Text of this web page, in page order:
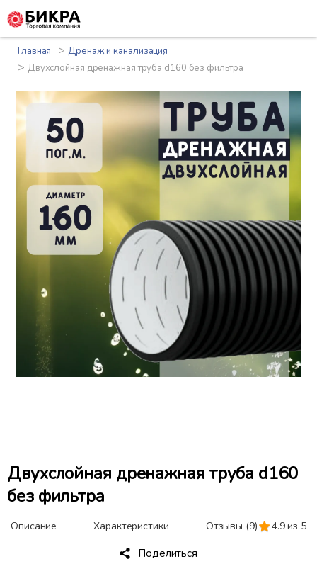
Главная >Дренаж и канализация
> Двухслойная дренажная труба d160 без фильтра
Двухслойная дренажная труба d160
без фильтра
Описание Характеристики Отзывы (9) 4.9 из 5
Поделиться